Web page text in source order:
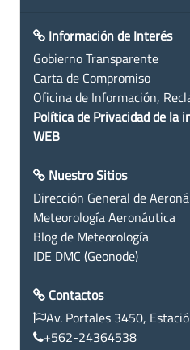
Información de Interés
Gobierno Transparente
Carta de Compromiso
Oficina de Información,
Política de Privacidad de la
WEB
Nuestro Sitios
Dirección General de
Meteorología Aeronáutica
Blog de Meteorología
IDE DMC (Geonode)
Contactos
Av. Portales 3450,
+562-24364538